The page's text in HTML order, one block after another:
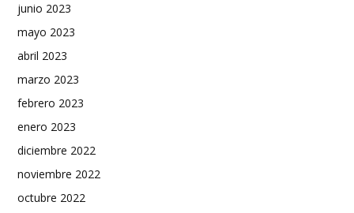
junio 2023
mayo 2023
abril 2023
marzo 2023
febrero 2023
enero 2023
diciembre 2022
noviembre 2022
octubre 2022